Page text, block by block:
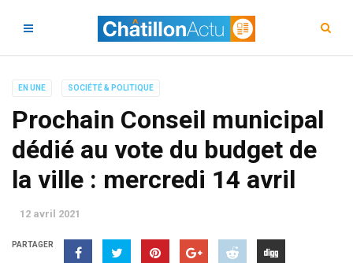
EN UNE SOCIÉTÉ & POLITIQUE
Prochain Conseil municipal
dédié au vote du budget de
la ville : mercredi 14 avril
12 avril 2021
PARTAGER